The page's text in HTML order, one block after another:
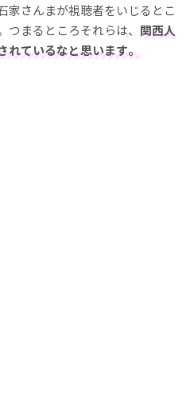
家さんまが視聴者をいじるとこ
まるところそれらは、 関西人
れているなと思います。